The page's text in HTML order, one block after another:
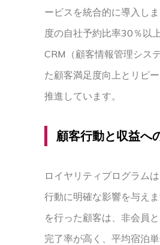
ービスを統合的に導入し
度の自社予約比率30％以
CRM（顧客情報管理シス
た顧客満足度向上とリピ
推進しています。
顧客行動と収益へ
ロイヤリティプログラム
行動に明確な影響を与え
を行った顧客は、非会員
完了率が高く、平均宿泊